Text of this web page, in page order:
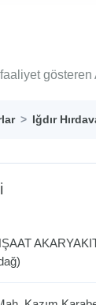
faaliyet
Iğdır